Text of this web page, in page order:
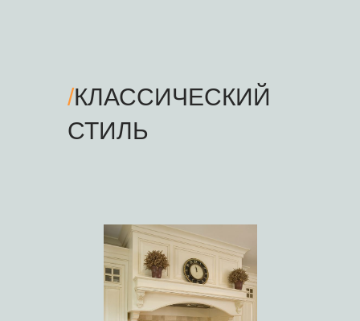
/КЛАССИЧЕСКИЙ
СТИЛЬ